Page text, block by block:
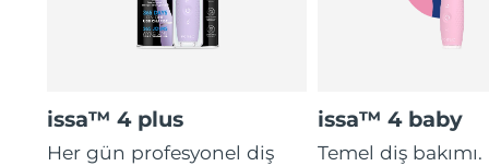
issa™ 4 plus
Her gün profesyonel diş
issa™ 4 baby
Temel diş